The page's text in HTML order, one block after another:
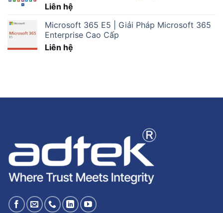
Liên hệ
Microsoft 365 E5 | Giải Pháp Microsoft 365
Enterprise Cao Cấp
Liên hệ